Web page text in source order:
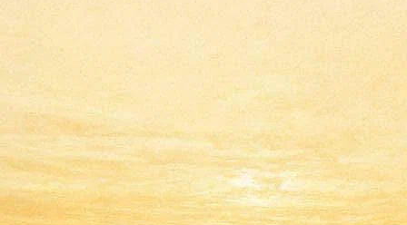
Минкульт заявил о своих
намерениях: пять цирков и
созидательный труд